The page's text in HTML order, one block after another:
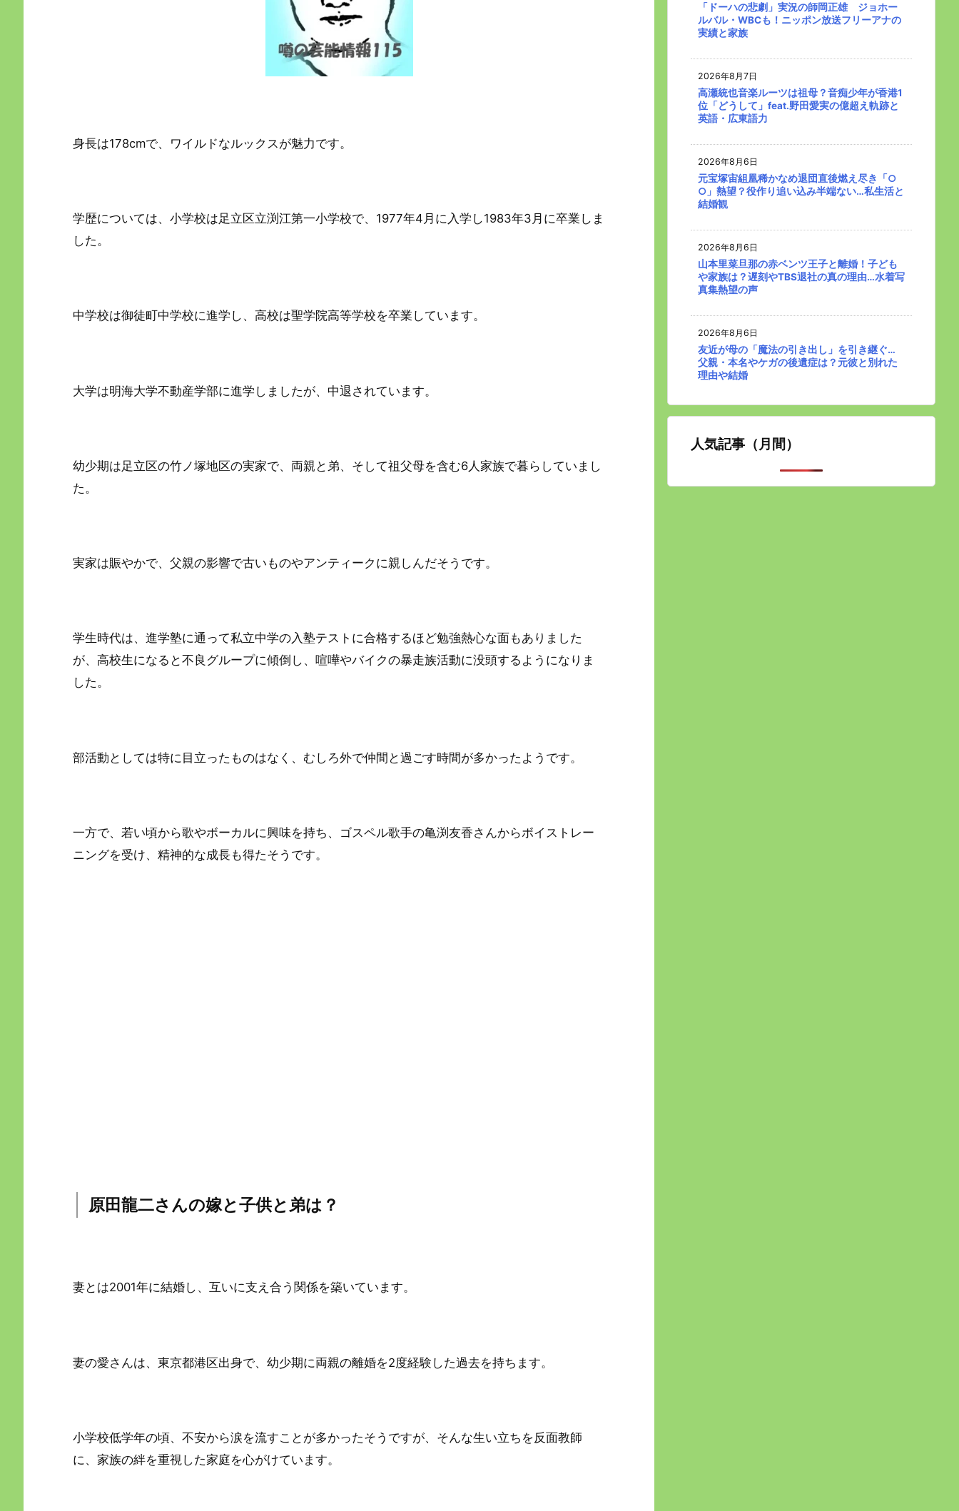
身長は178cmで、ワイルドなルックスが魅力です。
学歴については、小学校は足立区立渕江第一小学校で、1977年4月に入学し1983年3月に卒業しま
した。
中学校は御徒町中学校に進学し、高校は聖学院高等学校を卒業しています。
大学は明海大学不動産学部に進学しましたが、中退されています。
幼少期は足立区の竹ノ塚地区の実家で、両親と弟、そして祖父母を含む6人家族で暮らしていまし
た。
実家は賑やかで、父親の影響で古いものやアンティークに親しんだそうです。
学生時代は、進学塾に通って私立中学の入塾テストに合格するほど勉強熱心な面もありました
が、高校生になると不良グループに傾倒し、喧嘩やバイクの暴走族活動に没頭するようになりま
した。
部活動としては特に目立ったものはなく、むしろ外で仲間と過ごす時間が多かったようです。
一方で、若い頃から歌やボーカルに興味を持ち、ゴスペル歌手の亀渕友香さんからボイストレー
ニングを受け、精神的な成長も得たそうです。
原田龍二さんの嫁と子供と弟は？
妻とは2001年に結婚し、互いに支え合う関係を築いています。
妻の愛さんは、東京都港区出身で、幼少期に両親の離婚を2度経験した過去を持ちます。
小学校低学年の頃、不安から涙を流すことが多かったそうですが、そんな生い立ちを反面教師
に、家族の絆を重視した家庭を心がけています。
「ドーハの悲劇」実況の師岡正雄 ジョホー
ルバル・WBCも！ニッポン放送フリーアナの
実績と家族
2026年8月7日
高瀬統也音楽ルーツは祖母？音痴少年が香港1
位「どうして」feat.野田愛実の億超え軌跡と
英語・広東語力
2026年8月6日
元宝塚宙組凰稀かなめ退団直後燃え尽き「○
○」熱望？役作り追い込み半端ない…私生活と
結婚観
2026年8月6日
山本里菜旦那の赤ベンツ王子と離婚！子ども
や家族は？遅刻やTBS退社の真の理由…水着写
真集熱望の声
2026年8月6日
友近が母の「魔法の引き出し」を引き継ぐ…
父親・本名やケガの後遺症は？元彼と別れた
理由や結婚
人気記事（月間）